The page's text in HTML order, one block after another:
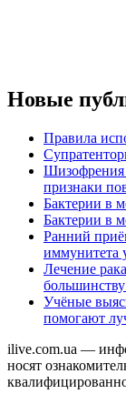
Новые
Правила
Шизофрения
признаки
Бактерии в
Бактерии в
Ранний
иммунитета
Лечение
Учёные
помогают
ilive.com.ua —
носят